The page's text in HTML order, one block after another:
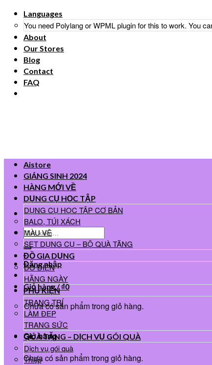
Skip
content
Languages
You need Polylang or WPML plugin for this to work. You
About
Our Stores
Blog
Contact
FAQ
Tìm
kiếm:
Đăng nhập
Giỏ hàng /₫0
Chưa có sản phẩm trong giỏ hàng.
Giỏ hàng
Chưa có sản phẩm trong giỏ hàng.
Aistore
GIÁNG SINH 2024
HÀNG MỚI VỀ
DỤNG CỤ HỌC TẬP
DỤNG CỤ HỌC TẬP CƠ BẢN
BALO, TÚI XÁCH
MÀU VẼ
SET DỤNG CỤ – BỘ QUÀ TẶNG
ĐỒ GIA DỤNG
ĐỒ ĐIỆN
HẰNG NGÀY
PHỤ KIỆN
TRANG TRÍ
LÀM ĐẸP
TRANG SỨC
QUÀ TẶNG – DỊCH VỤ GÓI QUÀ
Dịch vụ gói quà
Thiệp